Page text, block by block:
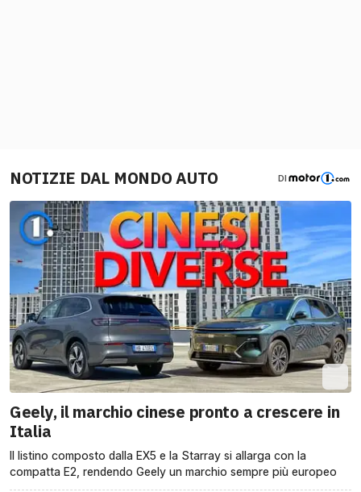
NOTIZIE DAL MONDO AUTO DI
Geely, il marchio cinese pronto a crescere in
Italia
Il listino composto dalla EX5 e la Starray si allarga con la
compatta E2, rendendo Geely un marchio sempre più europeo